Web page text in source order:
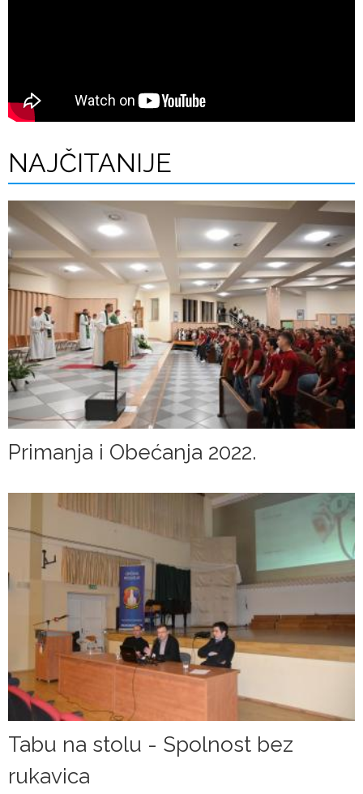
NAJČITANIJE
Primanja i Obećanja 2022.
Tabu na stolu - Spolnost bez
rukavica